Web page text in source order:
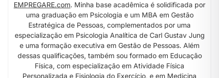
EMPREGARE.com. Minha base acadêmica é solidificada por
uma graduação em Psicologia e um MBA em Gestão
Estratégica de Pessoas, complementados por uma
especialização em Psicologia Analítica de Carl Gustav Jung
e uma formação executiva em Gestão de Pessoas. Além
dessas qualificações, também sou formado em Educação
Física, com especialização em Atividade Física
Personalizada e Fisiologia do Exercício, e em Medicina